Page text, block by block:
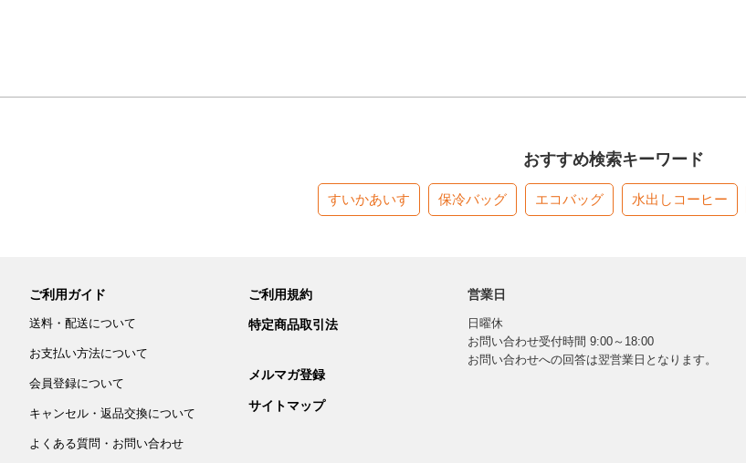
おすすめ検索キーワード
すいかあいす 保冷バッグ エコバッグ 水出しコーヒー
ご利用ガイド
送料・配送について
お支払い方法について
会員登録について
キャンセル・返品交換について
よくある質問・お問い合わせ
ご利用規約
特定商品取引法
メルマガ登録
サイトマップ
営業日
日曜休
お問い合わせ受付時間 9:00～18:00
お問い合わせへの回答は翌営業日となります。